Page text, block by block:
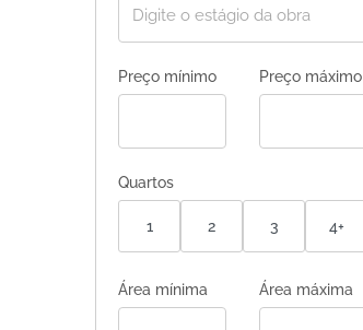
Preço mínimo Preço máximo
Quartos
1 2 3 4+
Área mínima Área máxima